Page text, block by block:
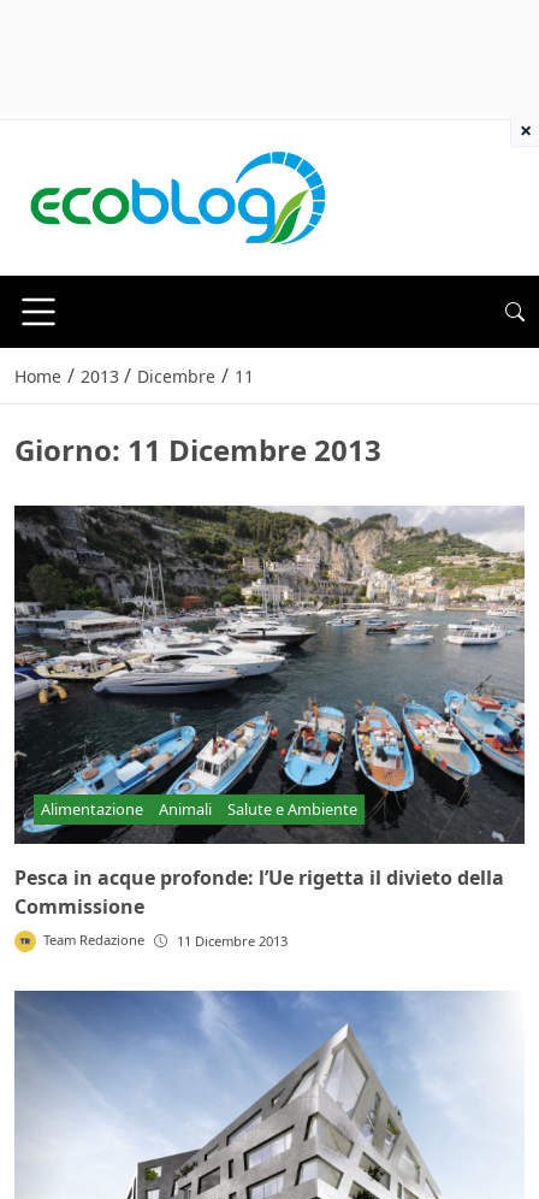
Home / 2013 / Dicembre / 11
Giorno: 11 Dicembre 2013
Alimentazione Animali Salute e Ambiente
Pesca in acque profonde: l’Ue rigetta il divieto della
Commissione
Team Redazione 11 Dicembre 2013
×